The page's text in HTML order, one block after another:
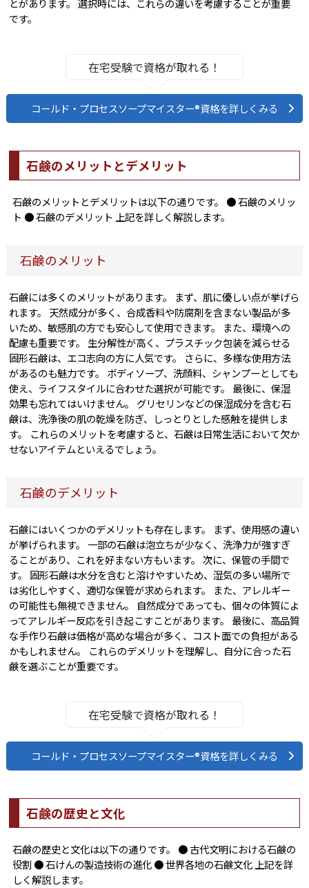
とがあります。 選択時には、これらの違いを考慮することが重要
です。
在宅受験で資格が取れる！
コールド・プロセスソープマイスター®資格を詳しくみる
石鹸のメリットとデメリット
石鹸のメリットとデメリットは以下の通りです。 ● 石鹸のメリッ
ト ● 石鹸のデメリット 上記を詳しく解説します。
石鹸のメリット
石鹸には多くのメリットがあります。 まず、肌に優しい点が挙げら
れます。 天然成分が多く、合成香料や防腐剤を含まない製品が多
いため、敏感肌の方でも安心して使用できます。 また、環境への
配慮も重要です。 生分解性が高く、プラスチック包装を減らせる
固形石鹸は、エコ志向の方に人気です。 さらに、多様な使用方法
があるのも魅力です。 ボディソープ、洗顔料、シャンプーとしても
使え、ライフスタイルに合わせた選択が可能です。 最後に、保湿
効果も忘れてはいけません。 グリセリンなどの保湿成分を含む石
鹸は、洗浄後の肌の乾燥を防ぎ、しっとりとした感触を提供しま
す。 これらのメリットを考慮すると、石鹸は日常生活において欠か
せないアイテムといえるでしょう。
石鹸のデメリット
石鹸にはいくつかのデメリットも存在します。 まず、使用感の違い
が挙げられます。 一部の石鹸は泡立ちが少なく、洗浄力が強すぎ
ることがあり、これを好まない方もいます。 次に、保管の手間で
す。 固形石鹸は水分を含むと溶けやすいため、湿気の多い場所で
は劣化しやすく、適切な保管が求められます。 また、アレルギー
の可能性も無視できません。 自然成分であっても、個々の体質によ
ってアレルギー反応を引き起こすことがあります。 最後に、高品質
な手作り石鹸は価格が高めな場合が多く、コスト面での負担がある
かもしれません。 これらのデメリットを理解し、自分に合った石
鹸を選ぶことが重要です。
在宅受験で資格が取れる！
コールド・プロセスソープマイスター®資格を詳しくみる
石鹸の歴史と文化
石鹸の歴史と文化は以下の通りです。 ● 古代文明における石鹸の
役割 ● 石けんの製造技術の進化 ● 世界各地の石鹸文化 上記を詳
しく解説します。